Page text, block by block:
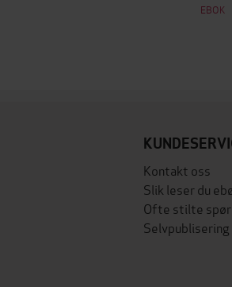
EBOK
Kontakt oss
Slik leser du
Ofte stilte
Selvpublisering